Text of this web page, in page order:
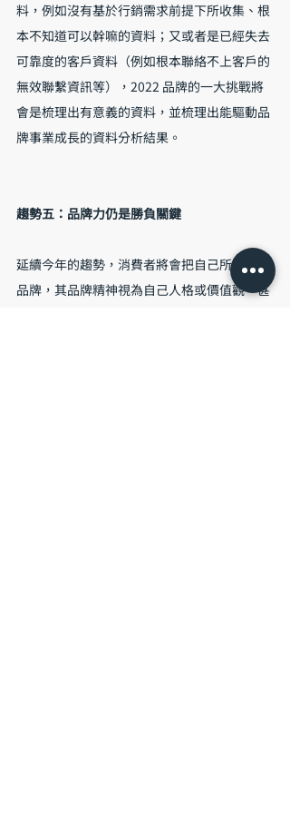
料，例如沒有基於行銷需求前提下所收集、根
本不知道可以幹嘛的資料；又或者是已經失去
可靠度的客戶資料（例如根本聯絡不上客戶的
無效聯繫資訊等），2022 品牌的一大挑戰將
會是梳理出有意義的資料，並梳理出能驅動品
牌事業成長的資料分析結果。
趨勢五：品牌力仍是勝負關鍵
延續今年的趨勢，消費者將會把自己所選擇的
品牌，其品牌精神視為自己人格或價值觀、甚